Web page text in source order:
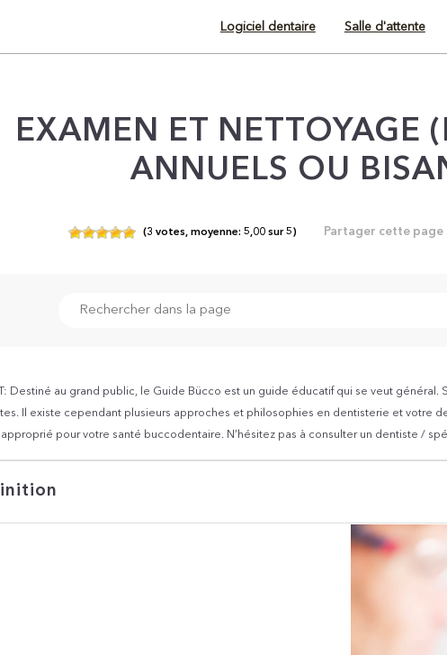
Logiciel dentaire Salle d'attente
EXAMEN ET NETTOYAGE
ANNUELS OU
(3 votes,moyenne: 5,00sur5) Partager cette page
Destiné au grand public, le Guide Bücco est un guide éducatif qui se veut
Il existe cependant plusieurs approches et philosophies en dentisterie et votre
pour votre santé buccodentaire. N’hésitez pas à consulter un dentiste /